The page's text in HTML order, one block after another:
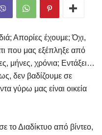
Απορίες έχουμε; Όχι,
που μας εξέπληξε από
μήνες, χρόνια; Εντάξει…
δεν βαδίζουμε σε
γύρω μας είναι οικεία
το Διαδίκτυο από βίντεο,